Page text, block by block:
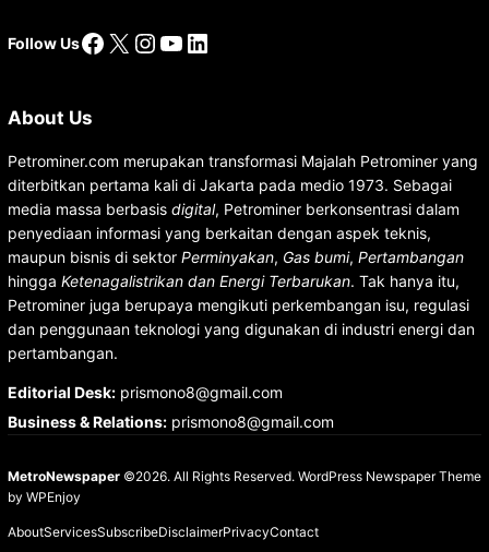
Follow UsFacebook
X Instagram
YouTube
LinkedIn
About Us
Petrominer.com merupakan transformasi Majalah Petrominer yang
diterbitkan pertama kali di Jakarta pada medio 1973. Sebagai
media massa berbasis digital, Petrominer berkonsentrasi dalam
penyediaan informasi yang berkaitan dengan aspek teknis,
maupun bisnis di sektor Perminyakan, Gas bumi, Pertambangan
hingga Ketenagalistrikan dan Energi Terbarukan. Tak hanya itu,
Petrominer juga berupaya mengikuti perkembangan isu, regulasi
dan penggunaan teknologi yang digunakan di industri energi dan
pertambangan.
Editorial Desk:prismono8@gmail.com
Business & Relations:prismono8@gmail.com
MetroNewspaper©2026. All Rights Reserved. WordPress Newspaper Theme
by WPEnjoy
AboutServicesSubscribeDisclaimerPrivacyContact